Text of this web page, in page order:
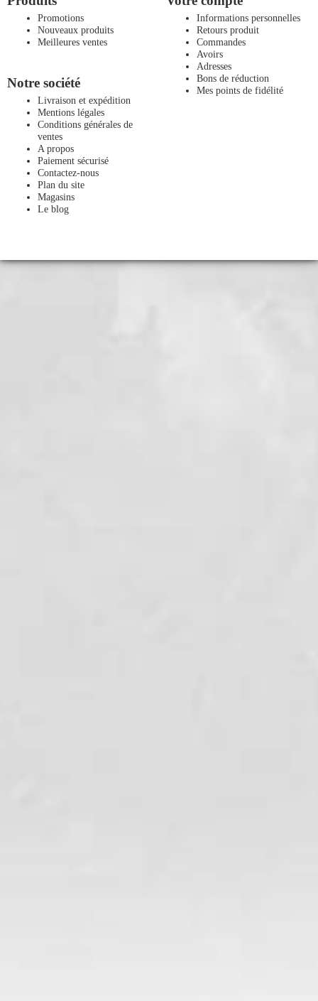
Promotions
Nouveaux produits
Meilleures ventes
Notre société
Livraison et expédition
Mentions légales
Conditions générales de
ventes
A propos
Paiement sécurisé
Contactez-nous
Plan du site
Magasins
Le blog
Informations personnelles
Retours produit
Commandes
Avoirs
Adresses
Bons de réduction
Mes points de fidélité